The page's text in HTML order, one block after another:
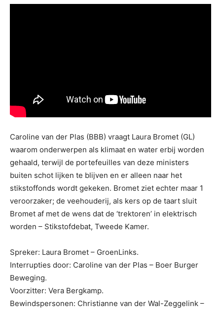
Caroline van der Plas (BBB) vraagt Laura Bromet (GL)
waarom onderwerpen als klimaat en water erbij worden
gehaald, terwijl de portefeuilles van deze ministers
buiten schot lijken te blijven en er alleen naar het
stikstoffonds wordt gekeken. Bromet ziet echter maar 1
veroorzaker; de veehouderij, als kers op de taart sluit
Bromet af met de wens dat de ‘trektoren’ in elektrisch
worden – Stikstofdebat, Tweede Kamer.
Spreker: Laura Bromet – GroenLinks.
Interrupties door: Caroline van der Plas – Boer Burger
Beweging.
Voorzitter: Vera Bergkamp.
Bewindspersonen: Christianne van der Wal-Zeggelink –